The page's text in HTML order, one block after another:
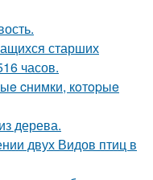
старших
часов.
cнимки, кoтopыe
дерева.
двух Видов птиц в